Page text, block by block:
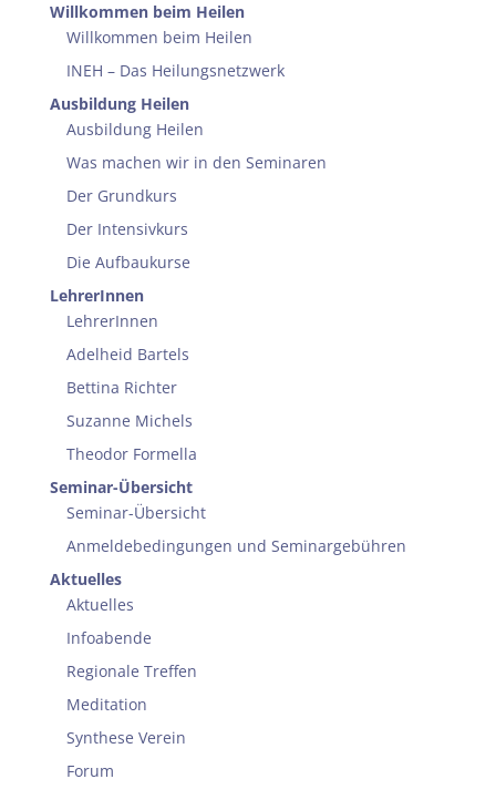
Willkommen beim Heilen
Willkommen beim Heilen
INEH – Das Heilungsnetzwerk
Ausbildung Heilen
Ausbildung Heilen
Was machen wir in den Seminaren
Der Grundkurs
Der Intensivkurs
Die Aufbaukurse
LehrerInnen
LehrerInnen
Adelheid Bartels
Bettina Richter
Suzanne Michels
Theodor Formella
Seminar-Übersicht
Seminar-Übersicht
Anmeldebedingungen und Seminargebühren
Aktuelles
Aktuelles
Infoabende
Regionale Treffen
Meditation
Synthese Verein
Forum